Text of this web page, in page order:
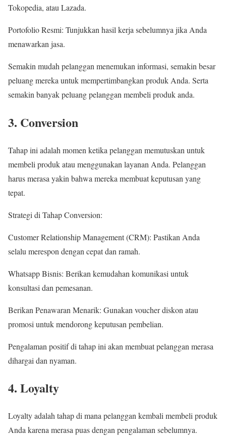
Tokopedia, atau Lazada.
Portofolio Resmi: Tunjukkan hasil kerja sebelumnya jika Anda
menawarkan jasa.
Semakin mudah pelanggan menemukan informasi, semakin besar
peluang mereka untuk mempertimbangkan produk Anda. Serta
semakin banyak peluang pelanggan membeli produk anda.
3. Conversion
Tahap ini adalah momen ketika pelanggan memutuskan untuk
membeli produk atau menggunakan layanan Anda. Pelanggan
harus merasa yakin bahwa mereka membuat keputusan yang
tepat.
Strategi di Tahap Conversion:
Customer Relationship Management (CRM): Pastikan Anda
selalu merespon dengan cepat dan ramah.
Whatsapp Bisnis: Berikan kemudahan komunikasi untuk
konsultasi dan pemesanan.
Berikan Penawaran Menarik: Gunakan voucher diskon atau
promosi untuk mendorong keputusan pembelian.
Pengalaman positif di tahap ini akan membuat pelanggan merasa
dihargai dan nyaman.
4. Loyalty
Loyalty adalah tahap di mana pelanggan kembali membeli produk
Anda karena merasa puas dengan pengalaman sebelumnya.